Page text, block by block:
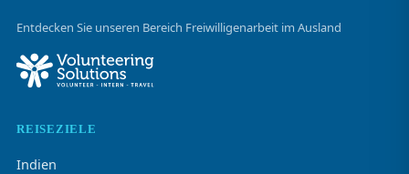
Entdecken Sie unseren Bereich Freiwilligenarbeit im Ausland
REISEZIELE
Indien